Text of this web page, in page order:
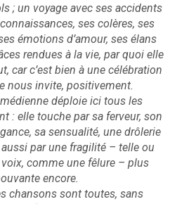
; un voyage avec ses accidents
ses colères, ses
émotions d’amour, ses élans
rendues à la vie, par quoi elle
car c’est bien à une célébration
nous invite, positivement.
déploie ici tous les
: elle touche par sa ferveur, son
sa sensualité, une drôlerie
par une fragilité – telle ou
comme une fêlure – plus
encore.
chansons sont toutes, sans